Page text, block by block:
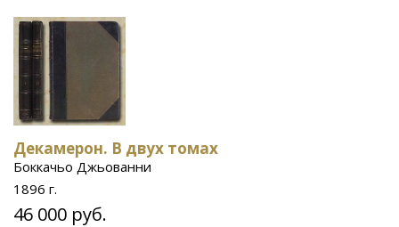
Декамерон. В двух томах
Боккачьо Джьованни
1896 г.
46 000 руб.